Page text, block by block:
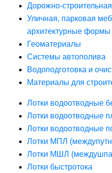
Дорожно-
Уличная, парковая
архитектурные формы
Геоматериалы
Системы автополива
Водоподготовка и
Материалы для
Лотки водоотводные
Лотки водоотводные
Лотки водоотводные
Лотки МПЛ
Лотки МШЛ
Лотки быстротока